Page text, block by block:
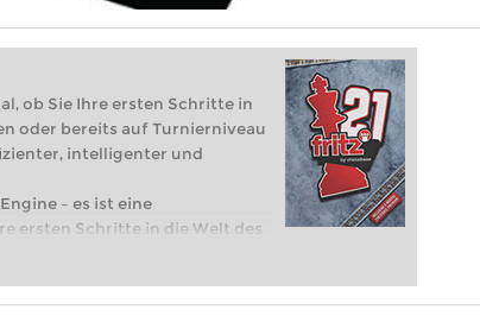
ob Sie Ihre ersten Schritte in
oder bereits auf Turnierniveau
intelligenter und
– es ist eine
ersten Schritte in die Welt des
auf Turnierniveau spielen: Mit